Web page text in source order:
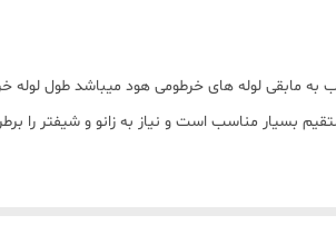
بسیار مناسب است و نیاز به زانو و شیفتر